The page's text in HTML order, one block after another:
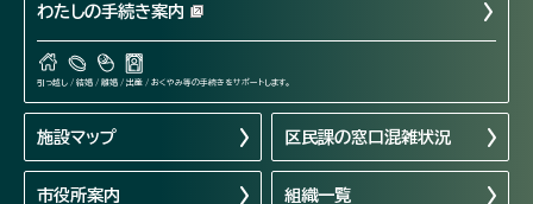
わたしの手続き案内
引っ越し / 結婚 / 離婚 / 出産 / おくやみ等の手続きをサポートします。
施設マップ 区民課の窓口混雑状況
市役所案内 組織一覧